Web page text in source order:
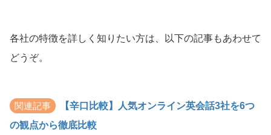
各社の特徴を詳しく知りたい方は、以下の記事もあわせて
どうぞ。
関連記事
【辛口比較】人気オンライン英会話3社を6つ
の観点から徹底比較